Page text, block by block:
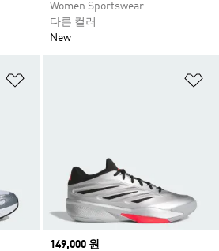
Women Sportswear
다른 컬러
New
Price
149,000 원